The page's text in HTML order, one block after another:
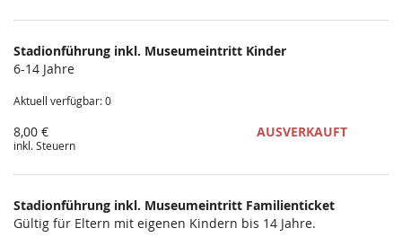
Stadionführung inkl. Museumeintritt Kinder
6-14 Jahre
Aktuell verfügbar: 0
8,00 €
inkl. Steuern
AUSVERKAUFT
Stadionführung inkl. Museumeintritt Familienticket
Gültig für Eltern mit eigenen Kindern bis 14 Jahre.